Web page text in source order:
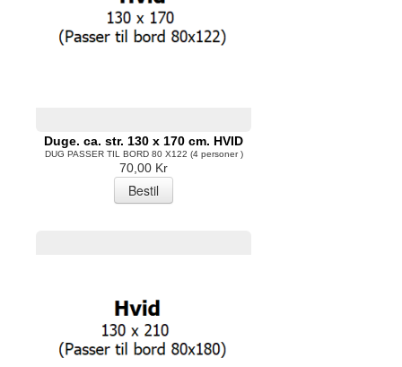
Duge. ca. str. 130 x 170 cm. HVID
DUG PASSER TIL BORD 80 X122 (4 personer )
70,00 Kr